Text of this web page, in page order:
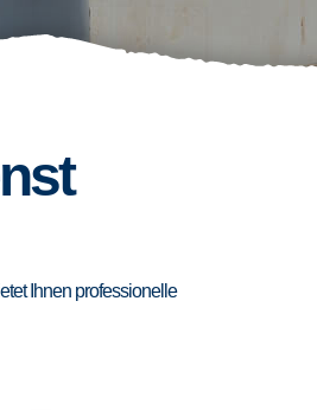
Ihnen professionelle